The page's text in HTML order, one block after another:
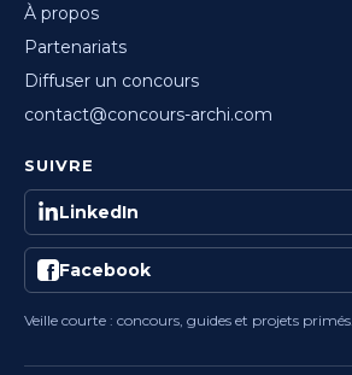
À propos
Partenariats
Diffuser un concours
contact@concours-archi.com
SUIVRE
LinkedIn
Facebook
Veille courte : concours, guides et projets primés.